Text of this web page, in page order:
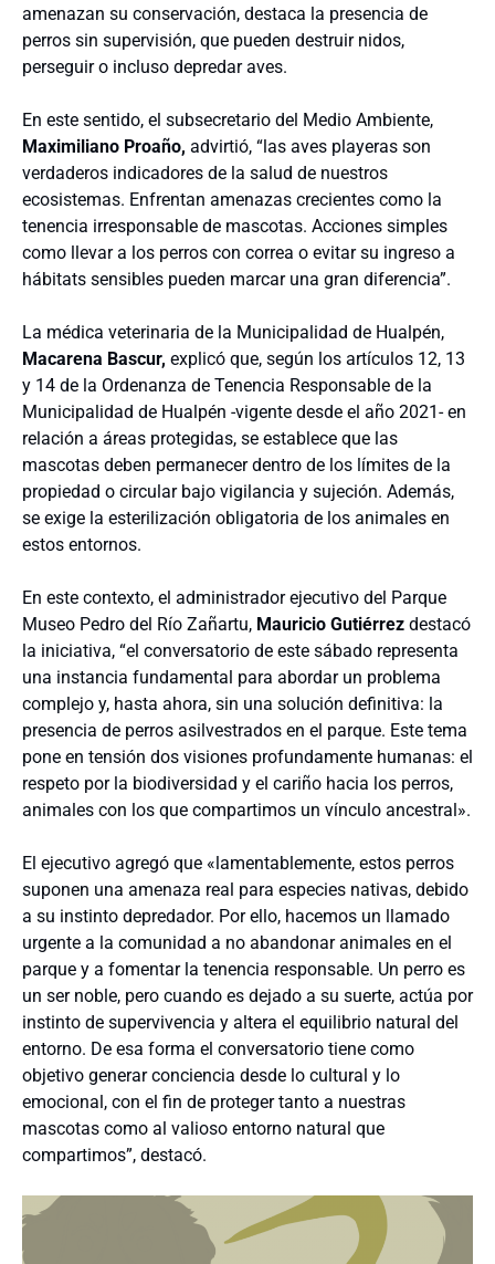
amenazan su conservación, destaca la presencia de
perros sin supervisión, que pueden destruir nidos,
perseguir o incluso depredar aves.
En este sentido, el subsecretario del Medio Ambiente,
Maximiliano Proaño, advirtió, “las aves playeras son
verdaderos indicadores de la salud de nuestros
ecosistemas. Enfrentan amenazas crecientes como la
tenencia irresponsable de mascotas. Acciones simples
como llevar a los perros con correa o evitar su ingreso a
hábitats sensibles pueden marcar una gran diferencia”.
La médica veterinaria de la Municipalidad de Hualpén,
Macarena Bascur, explicó que, según los artículos 12, 13
y 14 de la Ordenanza de Tenencia Responsable de la
Municipalidad de Hualpén -vigente desde el año 2021- en
relación a áreas protegidas, se establece que las
mascotas deben permanecer dentro de los límites de la
propiedad o circular bajo vigilancia y sujeción. Además,
se exige la esterilización obligatoria de los animales en
estos entornos.
En este contexto, el administrador ejecutivo del Parque
Museo Pedro del Río Zañartu, Mauricio Gutiérrez destacó
la iniciativa, “el conversatorio de este sábado representa
una instancia fundamental para abordar un problema
complejo y, hasta ahora, sin una solución definitiva: la
presencia de perros asilvestrados en el parque. Este tema
pone en tensión dos visiones profundamente humanas: el
respeto por la biodiversidad y el cariño hacia los perros,
animales con los que compartimos un vínculo ancestral».
El ejecutivo agregó que «lamentablemente, estos perros
suponen una amenaza real para especies nativas, debido
a su instinto depredador. Por ello, hacemos un llamado
urgente a la comunidad a no abandonar animales en el
parque y a fomentar la tenencia responsable. Un perro es
un ser noble, pero cuando es dejado a su suerte, actúa por
instinto de supervivencia y altera el equilibrio natural del
entorno. De esa forma el conversatorio tiene como
objetivo generar conciencia desde lo cultural y lo
emocional, con el fin de proteger tanto a nuestras
mascotas como al valioso entorno natural que
compartimos”, destacó.